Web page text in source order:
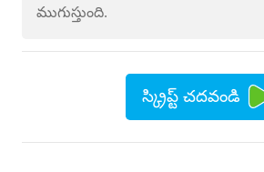
ముగుస్తుంది.
స్క్రిప్ట్ చదవండి